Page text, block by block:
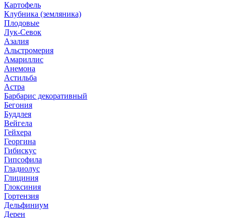
Картофель
Клубника (земляника)
Плодовые
Лук-Севок
Азалия
Альстромерия
Амариллис
Анемона
Астильба
Астра
Барбарис декоративный
Бегония
Буддлея
Вейгела
Гейхера
Георгина
Гибискус
Гипсофила
Гладиолус
Глициния
Глоксиния
Гортензия
Дельфиниум
Дерен